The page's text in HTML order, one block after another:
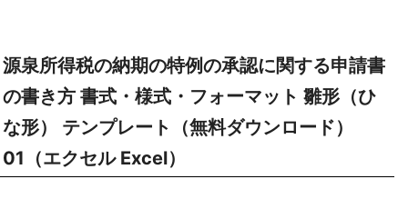
源泉所得税の納期の特例の承認に関する申請書
の書き方 書式・様式・フォーマット 雛形（ひ
な形） テンプレート（無料ダウンロード）
01（エクセル Excel）